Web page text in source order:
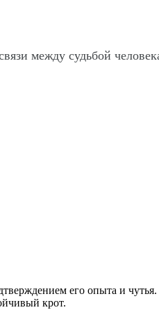
между судьбой
его опыта и
крот.